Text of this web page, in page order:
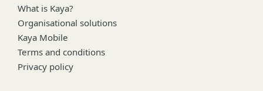
What is Kaya?
Organisational solutions
Kaya Mobile
Terms and conditions
Privacy policy